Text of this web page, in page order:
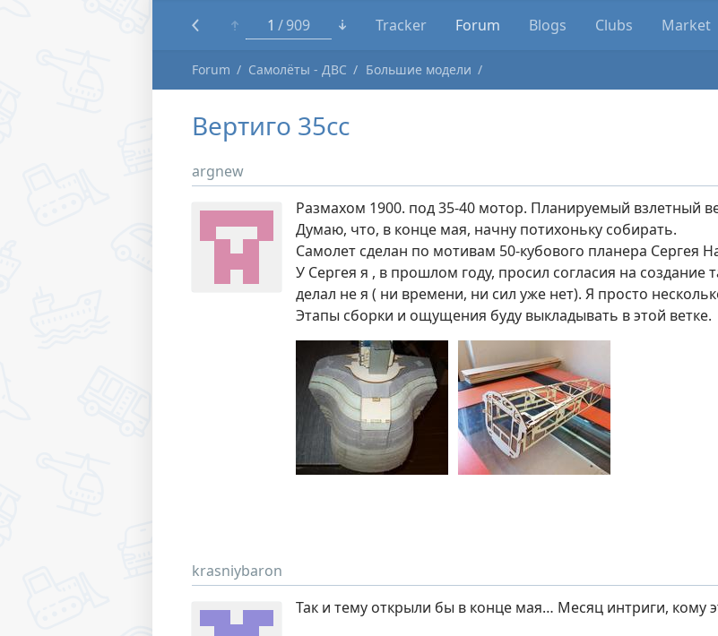
1 909 Tracker Forum Blogs Clubs Market
Forum Самолёты - ДВС Большие модели
Вертиго 35сс
argnew
Размахом 1900. под 35-40 мотор. Планируемый взлетный
Думаю, что, в конце мая, начну потихоньку собирать.
Самолет сделан по мотивам 50-кубового планера Сергея
У Сергея я , в прошлом году, просил согласия на создание
делал не я ( ни времени, ни сил уже нет). Я просто
Этапы сборки и ощущения буду выкладывать в этой ветке.
krasniybaron
Так и тему открыли бы в конце мая… Месяц интриги, кому